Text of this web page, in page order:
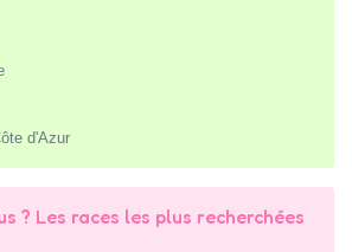
d'Azur
? Les races les plus recherchées